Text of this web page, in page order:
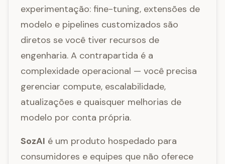
experimentação: fine-tuning, extensões de
modelo e pipelines customizados são
diretos se você tiver recursos de
engenharia. A contrapartida é a
complexidade operacional — você precisa
gerenciar compute, escalabilidade,
atualizações e quaisquer melhorias de
modelo por conta própria.
SozAI é um produto hospedado para
consumidores e equipes que não oferece